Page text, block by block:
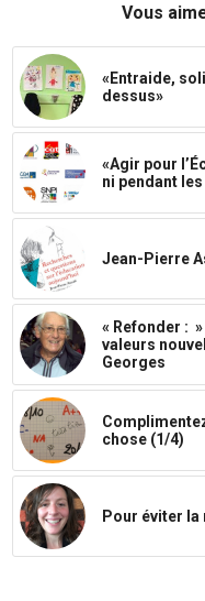
Vous
«Entraide,
dessus»
«Agir pour
ni pendant
Jean-Pierre
« Refonder :
valeurs
Georges
chose (1/4)
Pour éviter